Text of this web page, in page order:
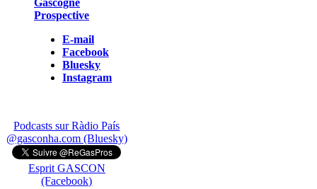
Gascogne
Prospective
E-mail
Facebook
Bluesky
Instagram
Podcasts sur Ràdio País
@gasconha.com (Bluesky)
Esprit GASCON
(Facebook)